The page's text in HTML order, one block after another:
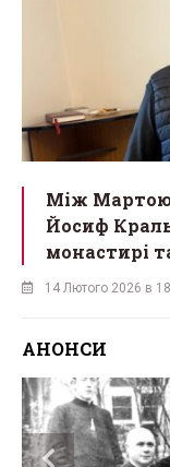
Між Мартою
Йосиф
монастирі
14 Лютого 2026 в
АНОНСИ